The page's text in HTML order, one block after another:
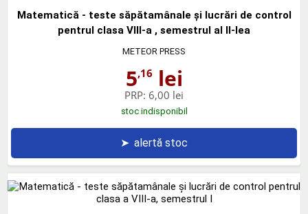
Matematică - teste săpătamânale şi lucrări de control
pentrul clasa VIII-a , semestrul al II-lea
METEOR PRESS
5,16 lei
PRP: 6,00 lei
stoc indisponibil
➤ alertă stoc